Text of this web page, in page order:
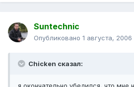
Suntechnic
Опубликовано 1 августа, 2006
Chicken сказал: